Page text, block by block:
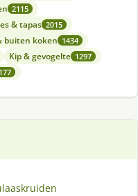
2115
& tapas 2015
buiten koken 1434
Kip & gevogelte 1297